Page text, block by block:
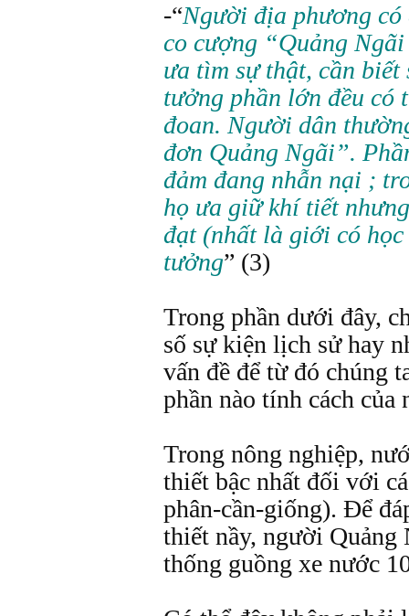
-“Người địa phương
co cượng “Quảng
ưa tìm sự thật, cần
tưởng phần lớn đều có
đoan. Người dân
đơn Quảng Ngãi”.
đảm đang nhẫn nại ;
họ ưa giữ khí tiết
đạt (nhất là giới có
tưởng” (3)
Trong phần dưới đây,
số sự kiện lịch sử hay
vấn đề để từ đó chúng
phần nào tính cách
Trong nông nghiệp,
thiết bậc nhất đối với
phân-cần-giống). Để
thiết nầy, người Quảng
thống guồng xe nước